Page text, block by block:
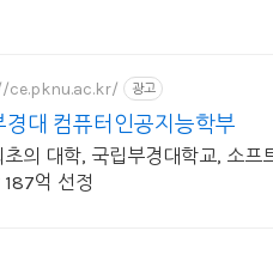
광고
경대 컴퓨터인공지능학부
초의 대학, 국립부경대학교, 소
억 선정